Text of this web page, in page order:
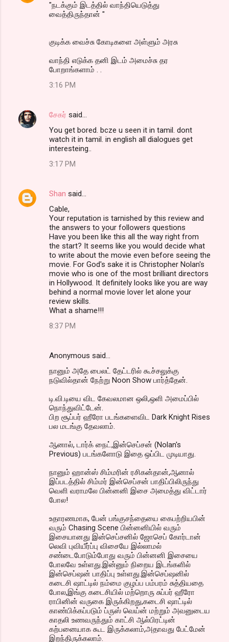
"நடக்கும் இடத்தில் வாந்தியெடுத்து
வைத்திருந்தான் "
குடிக்க வைச்சு கோடிகளை அள்ளும் அரசு
வாந்தி எடுக்க தனி இடம் அமைச்சு தர
போறாங்களாம் . .
3:16 PM
சேகர் said…
You get bored. bcze u seen it in tamil. dont
watch it in tamil. in english all dialogues get
interesteing..
3:17 PM
Shan said…
Cable,
Your reputation is tarnished by this review and
the answers to your followers questions
Have you been like this all the way right from
the start? It seems like you would decide what
to write about the movie even before seeing the
movie. For God's sake it is Christopher Nolan's
movie who is one of the most brilliant directors
in Hollywood. It definitely looks like you are way
behind a normal movie lover let alone your
review skills.
What a shame!!!
8:37 PM
Anonymous said…
நானும் அதே பைலட் தேட்டரில் கூச்சலுக்கு
நடுவில்தான் நேற்று Noon Show பார்த்தேன்.
டி.வி.டியை விட கேவலமான ஒலி,ஒளி அமைப்பில்
நொந்துவிட்டேன்.
பிற சூப்பர் ஹீரோ படங்களைவிட Dark Knight Rises
பல மடங்கு தேவலாம்.
ஆனால், டார்க் நைட்,இன்செப்சன் (Nolan's
Previous) படங்களோடு இதை ஒப்பிட முடியாது.
நானும் ஹான்ஸ் சிம்மரின் ரசிகன்தான்,ஆனால்
இப்படத்தில் சிம்மர் இன்செப்சன் பாதிப்பிலிருந்து
வெளி வராமலே பின்னனி இசை அமைத்து விட்டார்
போல!
உதாரணமாக, பேன் பங்குசந்தையை கைபற்றியபின்
வரும் Chasing Scene பின்னனியில் வரும்
இசையானது இன்செப்சனில் ஜோசெப் கோர்டான்
லெவி புவியீர்ப்பு விசையே இல்லாமல்
சண்டைபோடும்போது வரும் பின்னனி இசையை
போலவே உள்ளது.இன்னும் நிறைய இடங்களில்
இன்செப்ஷன் பாதிப்பு உள்ளது.இன்செப்ஷனில்
கடைசி ஷாட்டில் நம்மை குழப்ப பம்பரம் சுத்தியதை
போல,இங்கு கடைசியில் மற்றொரு சுப்பர் ஹீரோ
ராபினின் வருகை இருக்கிறது,கடைசி ஷாட்டில்
காண்பிக்கப்படும் ப்ருஸ் வெய்ன் மற்றும் அவனுடைய
காதலி உணவருந்தும் காட்சி ஆல்பிரட்டின்
கற்பனையாக கூட இருக்கலாம்,அதாவது பேட்மேன்
இறந்திருக்கலாம்.